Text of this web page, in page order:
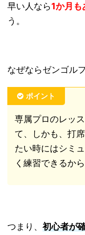
早い人なら1か月も
う。
なぜならゼンゴル
ポイント
専属プロのレッ
て、しかも、打
たい時にはシミ
く練習できるから
つまり、 初心者が